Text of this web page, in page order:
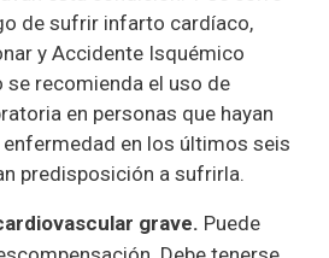
de sufrir infarto cardíaco,
y Accidente Isquémico
se recomienda el uso de
en personas que hayan
en los últimos seis
predisposición a sufrirla.
grave. Puede